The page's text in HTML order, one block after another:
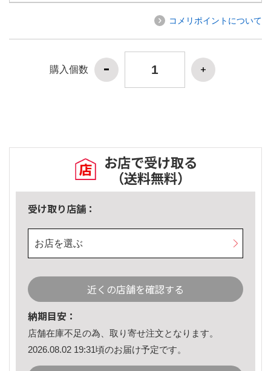
コメリポイントについて
購入個数
お店で受け取る
（送料無料）
受け取り店舗：
お店を選ぶ
近くの店舗を確認する
納期目安：
店舗在庫不足の為、取り寄せ注文となります。
2026.08.02 19:31頃のお届け予定です。